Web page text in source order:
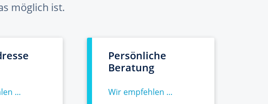
möglich ist.
...
Persönliche
Beratung
Wir empfehlen ...